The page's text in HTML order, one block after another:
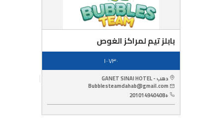
بابلز تيم لمراكز الغوص
١٠٠٧٣٠
دهب - GANET SINAI HOTEL
Bubblesteamdahab@gmail.com
+201014940408